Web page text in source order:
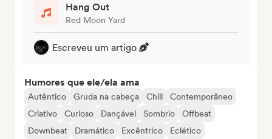
Hang Out
Red Moon Yard
Escreveu um artigo
Humores que ele/ela ama
Autêntico Gruda na cabeça Chill
Contemporâneo
Criativo
Curioso Dançável Sombrio
Offbeat
Downbeat
Dramático Excêntrico
Eclético